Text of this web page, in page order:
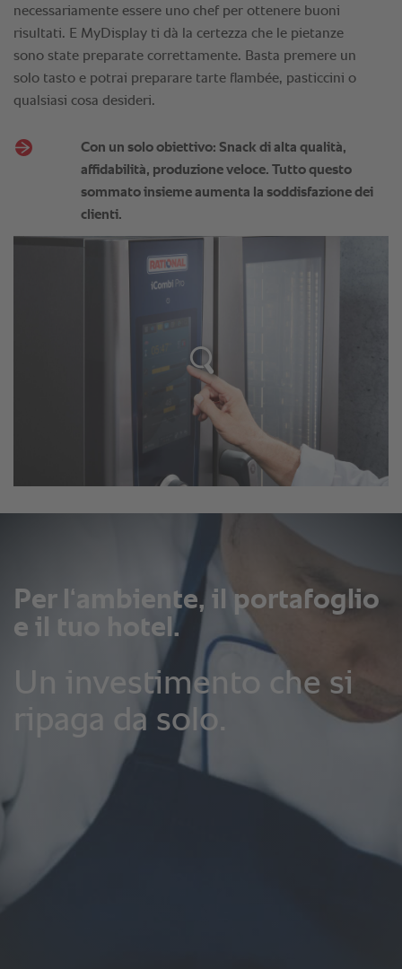
necessariamente essere uno chef per ottenere buoni
risultati. E MyDisplay ti dà la certezza che le pietanze
sono state preparate correttamente. Basta premere un
solo tasto e potrai preparare tarte flambée, pasticcini o
qualsiasi cosa desideri.
Con un solo obiettivo: Snack di alta qualità,
affidabilità, produzione veloce. Tutto questo
sommato insieme aumenta la soddisfazione dei
clienti.